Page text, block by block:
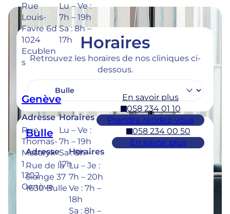
Rue
Louis-
Favre 6d
1024
Ecublen
s
Lu – Ve :
7h – 19h
Sa : 8h –
17h
Genève
Adresse
Rue
Thomas-
Masaryk
1
1202
Genève
Horaires
Lu – Ve :
7h – 19h
Sa : 8h –
17h
En savoir plus
058 234 01 10
Prendre rendez-vous
Horaires
Retrouvez les horaires de nos cliniques ci-
dessous.
Bulle
Adresse
Rue de la
Sionge 37
1630 Bulle
Horaires
Lu – Je :
7h – 20h
Ve : 7h –
18h
Sa : 8h –
058 234 00 50
En savoir plus